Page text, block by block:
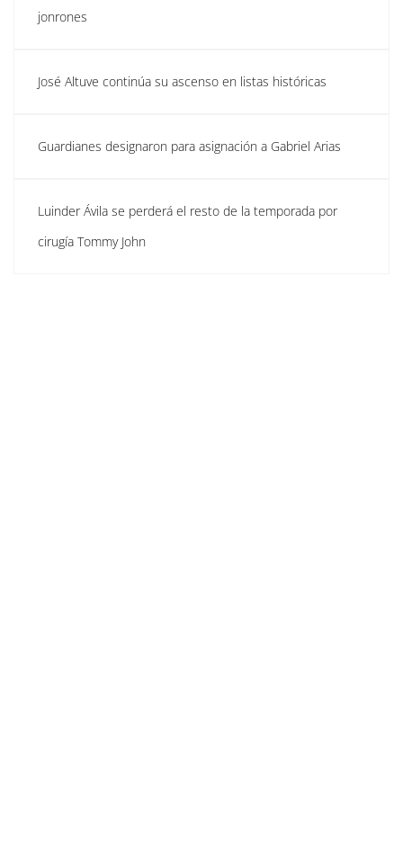
jonrones
José Altuve continúa su ascenso en listas históricas
Guardianes designaron para asignación a Gabriel Arias
Luinder Ávila se perderá el resto de la temporada por
cirugía Tommy John